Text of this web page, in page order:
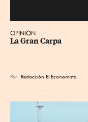
OPINIÓN
La Gran Carpa
Por Redacción El Economista